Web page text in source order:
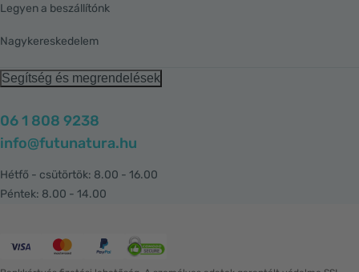
Legyen a beszállítónk
Nagykereskedelem
Segítség és megrendelések
06 1 808 9238
info@futunatura.hu
Hétfő - csütörtök: 8.00 - 16.00
Péntek: 8.00 - 14.00